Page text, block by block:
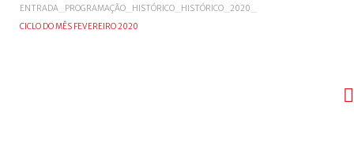
ENTRADA PROGRAMAÇÃO HISTÓRICO HISTÓRICO 2020
CICLO DO MÊS FEVEREIRO 2020
INICIAR